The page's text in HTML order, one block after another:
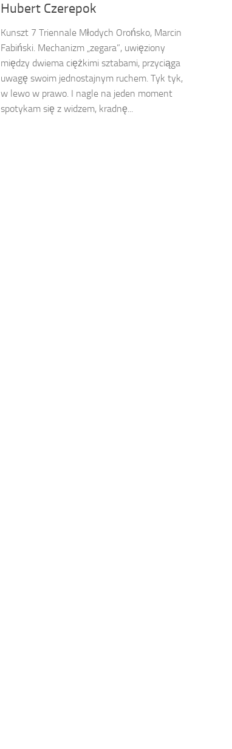
Hubert Czerepok
Kunszt 7 Triennale Młodych Orońsko, Marcin
Fabiński. Mechanizm „zegara”, uwięziony
między dwiema ciężkimi sztabami, przyciąga
uwagę swoim jednostajnym ruchem. Tyk tyk,
w lewo w prawo. I nagle na jeden moment
spotykam się z widzem, kradnę...